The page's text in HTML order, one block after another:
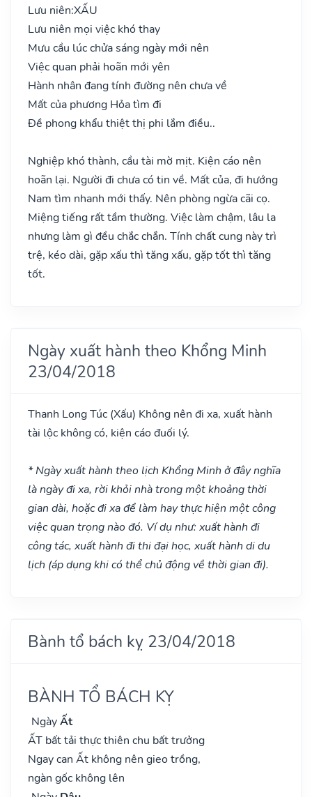
Lưu niên:XẤU
Lưu niên mọi việc khó thay
Mưu cầu lúc chửa sáng ngày mới nên
Việc quan phải hoãn mới yên
Hành nhân đang tính đường nên chưa về
Mất của phương Hỏa tìm đi
Đề phong khẩu thiệt thị phi lắm điều..
Nghiệp khó thành, cầu tài mờ mịt. Kiện cáo nên
hoãn lại. Người đi chưa có tin về. Mất của, đi hướng
Nam tìm nhanh mới thấy. Nên phòng ngừa cãi cọ.
Miệng tiếng rất tầm thường. Việc làm chậm, lâu la
nhưng làm gì đều chắc chắn. Tính chất cung này trì
trệ, kéo dài, gặp xấu thì tăng xấu, gặp tốt thì tăng
tốt.
Ngày xuất hành theo Khổng Minh
23/04/2018
Thanh Long Túc (Xấu) Không nên đi xa, xuất hành
tài lộc không có, kiện cáo đuối lý.
* Ngày xuất hành theo lịch Khổng Minh ở đây nghĩa
là ngày đi xa, rời khỏi nhà trong một khoảng thời
gian dài, hoặc đi xa để làm hay thực hiện một công
việc quan trọng nào đó. Ví dụ như: xuất hành đi
công tác, xuất hành đi thi đại học, xuất hành di du
lịch (áp dụng khi có thể chủ động về thời gian đi).
Bành tổ bách kỵ 23/04/2018
BÀNH TỔ BÁCH KỴ
NgàyẤt
ẤT bất tải thực thiên chu bất trưởng
Ngay can Ất không nên gieo trồng,
ngàn gốc không lên